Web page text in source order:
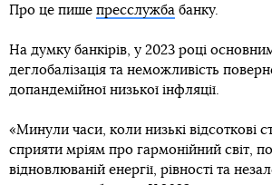
Про це пише пресслужба банку.
На думку банкірів, у 2023 році
деглобалізація та неможливість
допандемійної низької інфляції.
«Минули часи, коли низькі відсоткові
сприяти мріям про гармонійний світ,
відновлюваній енергії, рівності та